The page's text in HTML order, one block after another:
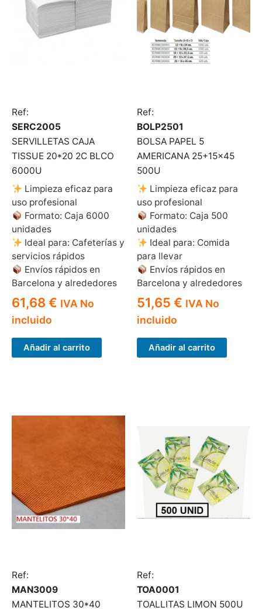
Ref:
SERC2005
SERVILLETAS CAJA
TISSUE 20*20 2C BLCO
6000U
Limpieza eficaz para
uso profesional
Formato: Caja 6000
unidades
Ideal para: Cafeterías y
servicios rápidos
Envíos rápidos en
Barcelona y alrededores
61,68 € IVA No
incluido
Añadir al carrito
Ref:
BOLP2501
BOLSA PAPEL 5
AMERICANA 25+15×45
500U
Limpieza eficaz para
uso profesional
Formato: Caja 500
unidades
Ideal para: Comida
para llevar
Envíos rápidos en
Barcelona y alrededores
51,65 € IVA No
incluido
Añadir al carrito
Ref:
MAN3009
MANTELITOS 30*40
Ref:
TOA0001
TOALLITAS LIMON 500U